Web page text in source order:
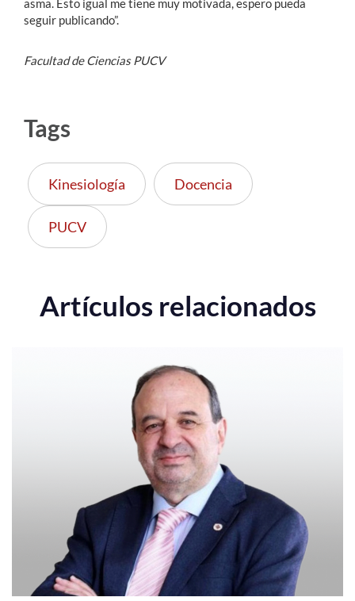
seguir publicando”.
Facultad de Ciencias PUCV
Tags
Kinesiología Docencia
PUCV
Artículos relacionados